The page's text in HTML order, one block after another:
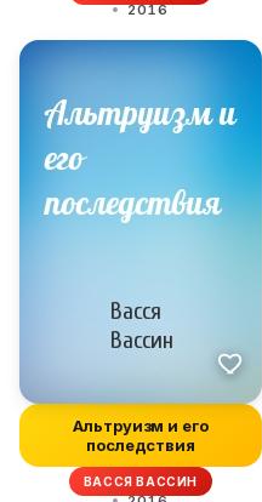
2016
Альтруизм и его
последствия
ВАССЯ ВАССИН